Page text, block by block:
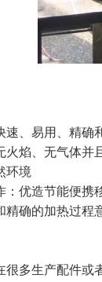
、易用、精确
、无气体并且
环境
造节能便携
的加热过程意
生产配件或者